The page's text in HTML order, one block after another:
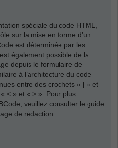
spéciale du code HTML,
sur la mise en forme d’un
est déterminée par les
également possible de la
depuis le formulaire de
à l’architecture du code
entre des crochets « [ » et
< » et « > ». Pour plus
veuillez consulter le guide
de rédaction.